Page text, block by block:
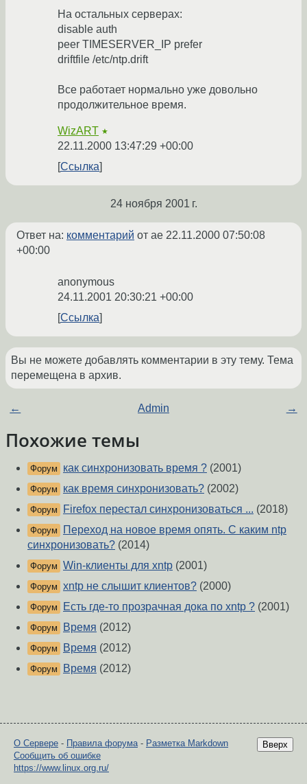
На остальных серверах:
disable auth
peer TIMESERVER_IP prefer
driftfile /etc/ntp.drift
Все работает нормально уже довольно
продолжительное время.
WizART ★
22.11.2000 13:47:29 +00:00
Ссылка
24 ноября 2001 г.
Ответ на: комментарий от ae 22.11.2000 07:50:08
+00:00
anonymous
24.11.2001 20:30:21 +00:00
Ссылка
Вы не можете добавлять комментарии в эту тему. Тема
перемещена в архив.
← Admin →
Похожие темы
Форум как синхронизовать время ? (2001)
Форум как время синхронизовать? (2002)
Форум Firefox перестал синхронизоваться ... (2018)
Форум
Переход на новое время опять. С каким ntp
синхронизовать? (2014)
Форум Win-клиенты для xntp (2001)
Форум xntp не слышит клиентов? (2000)
Форум Есть где-то прозрачная дока по xntp ? (2001)
Форум Время (2012)
Форум Время (2012)
Форум Время (2012)
Вверх
О Сервере - Правила форума- Разметка Markdown
Сообщить об ошибке
https://www.linux.org.ru/